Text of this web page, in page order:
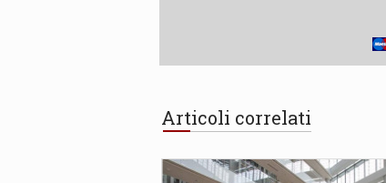
Articoli correlati